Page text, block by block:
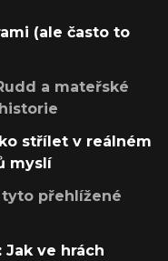
(ale často to
a mateřské
střílet v reálném
myslí
přehlížené
ve hrách